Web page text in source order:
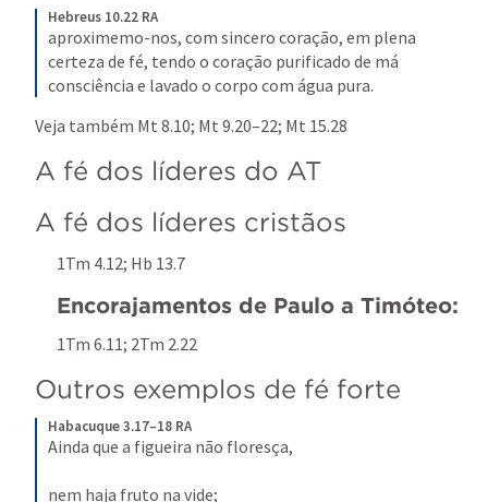
Hebreus 10.22 RA
aproximemo-nos, com sincero coração, em plena
certeza de fé, tendo o coração purificado de má
consciência e lavado o corpo com água pura.
Veja também Mt 8.10; Mt 9.20–22; Mt 15.28
A fé dos líderes do AT
A fé dos líderes cristãos
1Tm 4.12; Hb 13.7
Encorajamentos de Paulo a Timóteo:
1Tm 6.11; 2Tm 2.22
Outros exemplos de fé forte
Habacuque 3.17–18 RA
Ainda que a figueira não floresça,
nem haja fruto na vide;